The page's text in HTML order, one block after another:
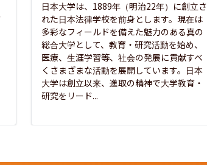
日本大学は、1889年（明治22年）に創立さ
れた日本法律学校を前身とします。現在は
多彩なフィールドを備えた魅力のある真の
総合大学として、教育・研究活動を始め、
医療、生涯学習等、社会の発展に貢献すべ
くさまざまな活動を展開しています。日本
大学は創立以来、進取の精神で大学教育・
研究をリード...